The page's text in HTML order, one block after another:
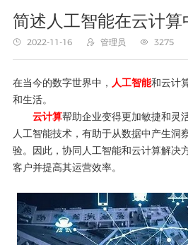
简述人工智能在云计算
 2022-11-16  管理员  3275
在当今的数字世界中， 人工智能和云计
和生活。
云计算帮助企业变得更加敏捷和灵
人工智能技术，有助于从数据中产生洞
验。因此，协同人工智能和云计算解决
客户并提高其运营效率。